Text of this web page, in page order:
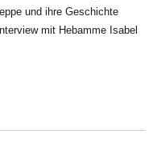
und ihre Geschichte
mit Hebamme Isabel